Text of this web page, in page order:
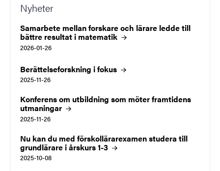
Nyheter
Samarbete mellan forskare och lärare ledde till
bättre resultat i matematik
2026-01-26
Berättelseforskning i fokus
2025-11-26
Konferens om utbildning som möter framtidens
utmaningar
2025-11-26
Nu kan du med förskollärarexamen studera till
grundlärare i årskurs1-3
2025-10-08